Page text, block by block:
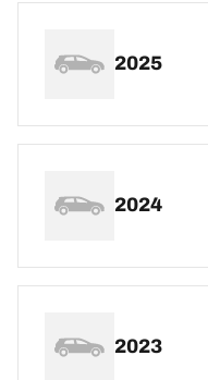
2025
2024
2023